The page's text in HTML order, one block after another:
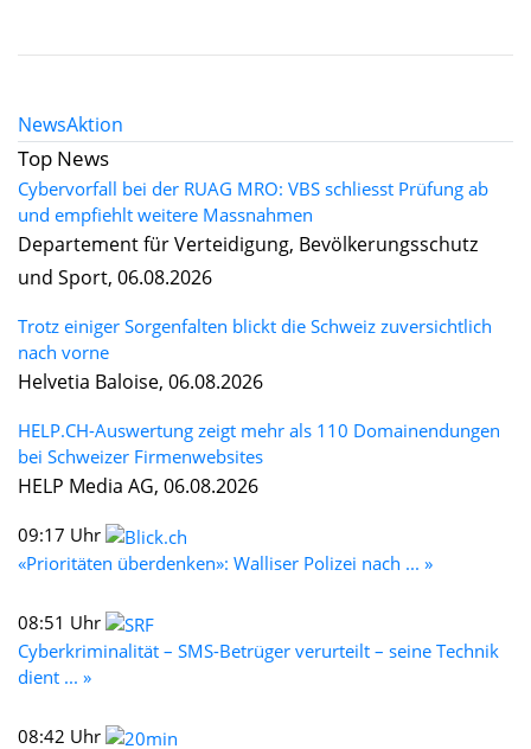
NewsAktion
Top News
Cybervorfall bei der RUAG MRO: VBS schliesst Prüfung ab
und empfiehlt weitere Massnahmen
Departement für Verteidigung, Bevölkerungsschutz
und Sport, 06.08.2026
Trotz einiger Sorgenfalten blickt die Schweiz zuversichtlich
nach vorne
Helvetia Baloise, 06.08.2026
HELP.CH-Auswertung zeigt mehr als 110 Domainendungen
bei Schweizer Firmenwebsites
HELP Media AG, 06.08.2026
09:17 Uhr
«Prioritäten überdenken»: Walliser Polizei nach ... »
08:51 Uhr
Cyberkriminalität – SMS-Betrüger verurteilt – seine Technik
dient ... »
08:42 Uhr